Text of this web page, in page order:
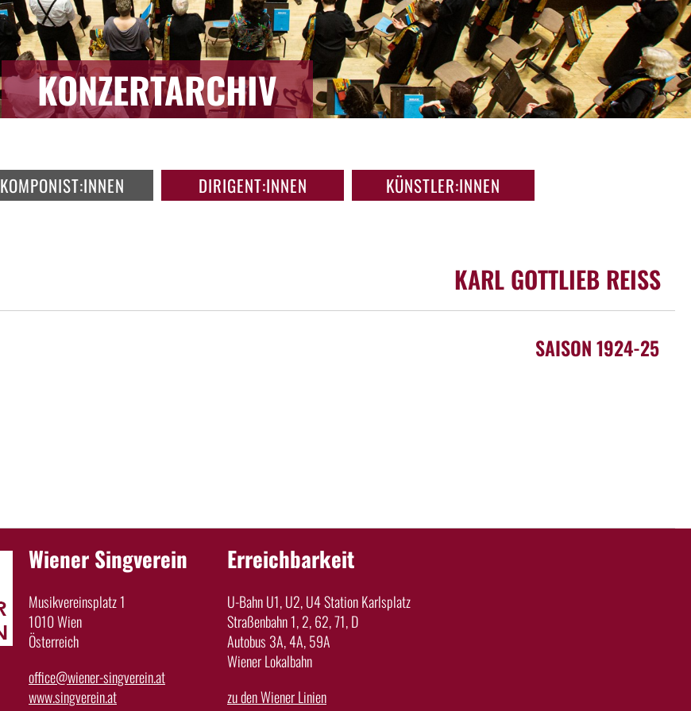
KONZERTARCHIV
KOMPONIST:INNEN DIRIGENT:INNEN KÜNSTLER:INNEN
KARL GOTTLIEB REISS
SAISON 1924-25
Wiener Singverein
Musikvereinsplatz 1
1010 Wien
Österreich
office@wiener-singverein.at
www.singverein.at
Erreichbarkeit
U-Bahn U1, U2, U4 Station Karlsplatz
Straßenbahn 1, 2, 62, 71, D
Autobus 3A, 4A, 59A
Wiener Lokalbahn
zu den Wiener Linien